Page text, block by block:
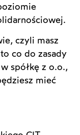
czyli masz
co do zasady
spółkę z o.o.,
mieć